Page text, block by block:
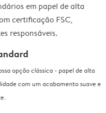
em papel de alta
certificação FSC,
responsáveis.
opção clássica - papel de alta
com um acabamento suave e